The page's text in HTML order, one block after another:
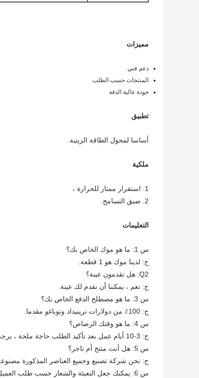
مميزات
دعم فني
المنتجات حسب الطلب
جودة عالية الدقة
تطبيق
أساسا لمحول الطاقة الزيتية.
ملكية
1.
استقرار ممتاز للحرارة ،
2. ضيق التسامح.
التعليمات
س 1: ما هو موك الخاص بك؟
ج: لدينا موك هو 1 قطعة.
Q2: هل تقدمون عينة؟
ج: نعم ، يمكننا أن نقدم لك عينة.
س 3: ما هو مصطلح الدفع الخاص بك؟
ج: 100٪ من دولارات ترينيداد وتوباغو مقدما.
س 4: ما هو وقتك الرصاص؟
ج: 3-10 أيام عمل بعد تأكيد الطلب.حاجة ملحة ، يرجى مناقشتها معنا لإيجاد مخرج!
س 5: هل أنت منتج أم تاجر؟
ج: نحن شركة تصنيع وجميع العناصر المذكورة
س 6: يمكنك جعل التعبئة والشعار حسب طلب العميل؟